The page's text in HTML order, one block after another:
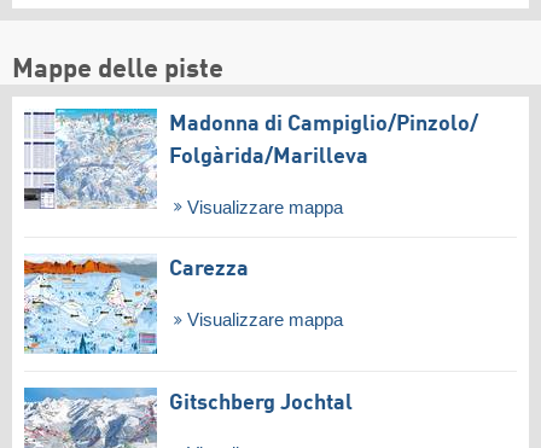
Mappe delle piste
Madonna di Campiglio/​Pinzolo/​
Folgàrida/​Marilleva
Visualizzare mappa
Carezza
Visualizzare mappa
Gitschberg Jochtal